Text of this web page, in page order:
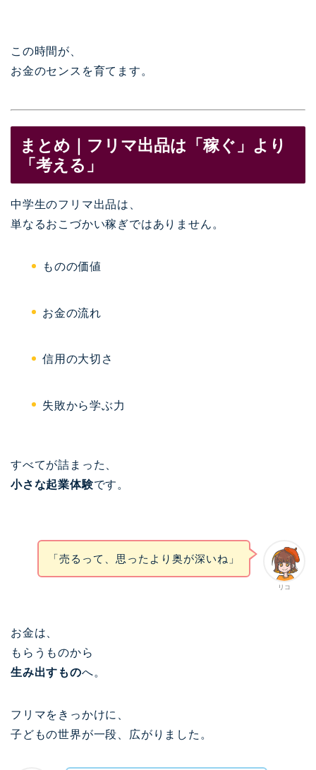
この時間が、
お金のセンスを育てます。
まとめ｜フリマ出品は「稼ぐ」より
「考える」
中学生のフリマ出品は、
単なるおこづかい稼ぎではありません。
ものの価値
お金の流れ
信用の大切さ
失敗から学ぶ力
すべてが詰まった、
小さな起業体験です。
リコ
「売るって、思ったより奥が深いね」
お金は、
もらうものから
生み出すものへ。
フリマをきっかけに、
子どもの世界が一段、広がりました。